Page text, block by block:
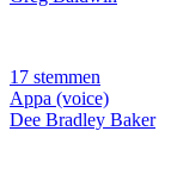
17 stemmen
Appa (voice)
Dee Bradley Baker